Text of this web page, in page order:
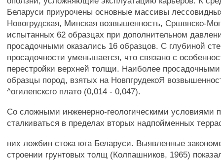
Беларуси приурочены основные массивы
Новогрудская, Минская возвышенность, Сршвнско-
испытанных 62 образцах при дополнительном
просадочными оказались 16 образцов. С глубиной
просадочности уменьшается, что связано с
перестройки верхней толщи. Наиболее просадочными
образцы пород, взятых на НовпгрудекоЯ
^огилепсксго плато (0,014 - 0,047).
Со сложными инженерно-геологическими условиями
сталкиваться в пределах вторых надпойменных
них ложбин стока юга Беларуси. Выявленные
строении грунтовых толщ (Колпашников, 1965)